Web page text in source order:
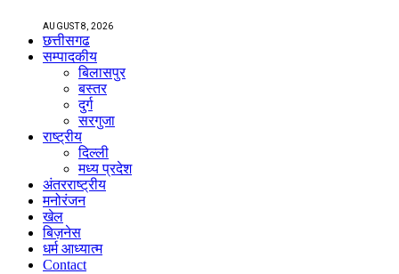
AUGUST 8, 2026
छत्तीसगढ
सम्पादकीय
बिलासपुर
बस्तर
दुर्ग
सरगुजा
राष्ट्रीय
दिल्ली
मध्य प्रदेश
अंतरराष्ट्रीय
मनोरंजन
खेल
बिज़नेस
धर्म आध्यात्म
Contact